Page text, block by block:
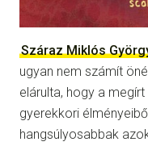
Száraz Miklós
ugyan nem számít
elárulta, hogy a
gyerekkori
hangsúlyosabbak